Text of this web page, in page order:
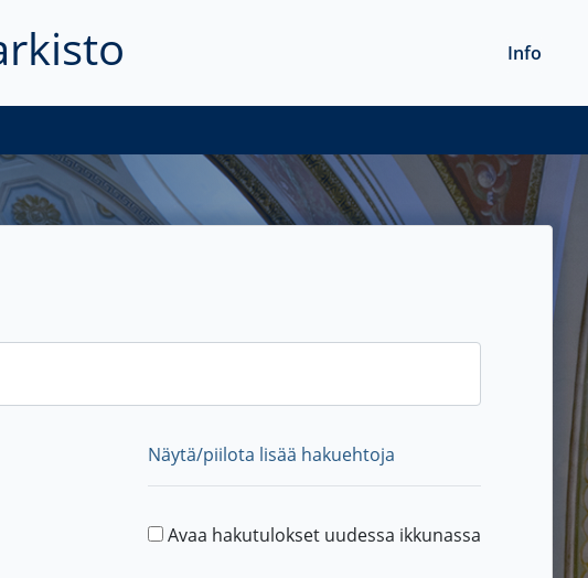
Info
Näytä/piilota lisää hakuehtoja
Avaa hakutulokset uudessa ikkunassa